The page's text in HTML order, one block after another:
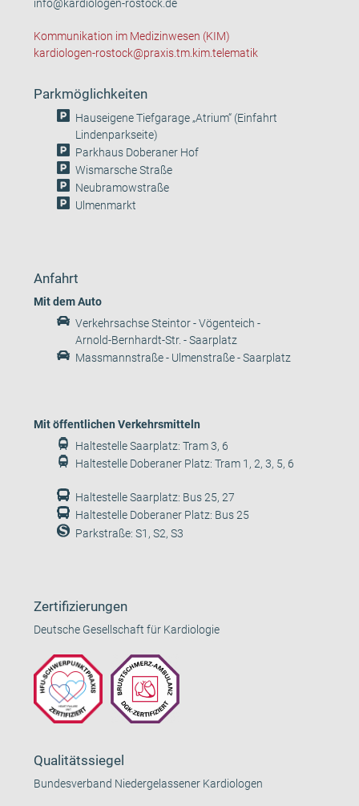
info@kardiologen-rostock.de
Kommunikation im Medizinwesen (KIM)
kardiologen-rostock@praxis.tm.kim.telematik
Parkmöglichkeiten
Hauseigene Tiefgarage „Atrium“ (Einfahrt
Lindenparkseite)
Parkhaus Doberaner Hof
Wismarsche Straße
Neubramowstraße
Ulmenmarkt
Anfahrt
Mit dem Auto
Verkehrsachse Steintor - Vögenteich -
Arnold-Bernhardt-Str. - Saarplatz
Massmannstraße - Ulmenstraße - Saarplatz
Mit öffentlichen Verkehrsmitteln
Haltestelle Saarplatz: Tram 3, 6
Haltestelle Doberaner Platz: Tram 1, 2, 3, 5, 6
Haltestelle Saarplatz: Bus 25, 27
Haltestelle Doberaner Platz: Bus 25
Parkstraße: S1, S2, S3
Zertifizierungen
Deutsche Gesellschaft für Kardiologie
Qualitätssiegel
Bundesverband Niedergelassener Kardiologen